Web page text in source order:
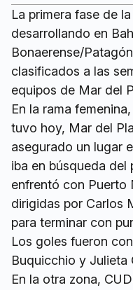
La primera fase de
desarrollando en
Bonaerense/
clasificados a las
equipos de Mar del
En la rama
tuvo hoy, Mar del
asegurado un lugar
iba en búsqueda del
enfrentó con Puerto
dirigidas por Carlos
para terminar con
Los goles fueron
Buquicchio y Julieta
En la otra zona,